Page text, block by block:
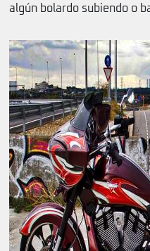
algún bolardo subiendo o